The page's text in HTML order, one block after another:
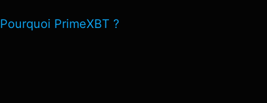
Pourquoi PrimeXBT ?